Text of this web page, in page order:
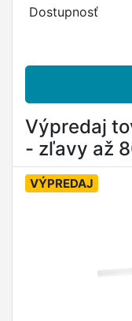
Dostupnosť
Výpredaj
- zľavy až
VÝPREDAJ